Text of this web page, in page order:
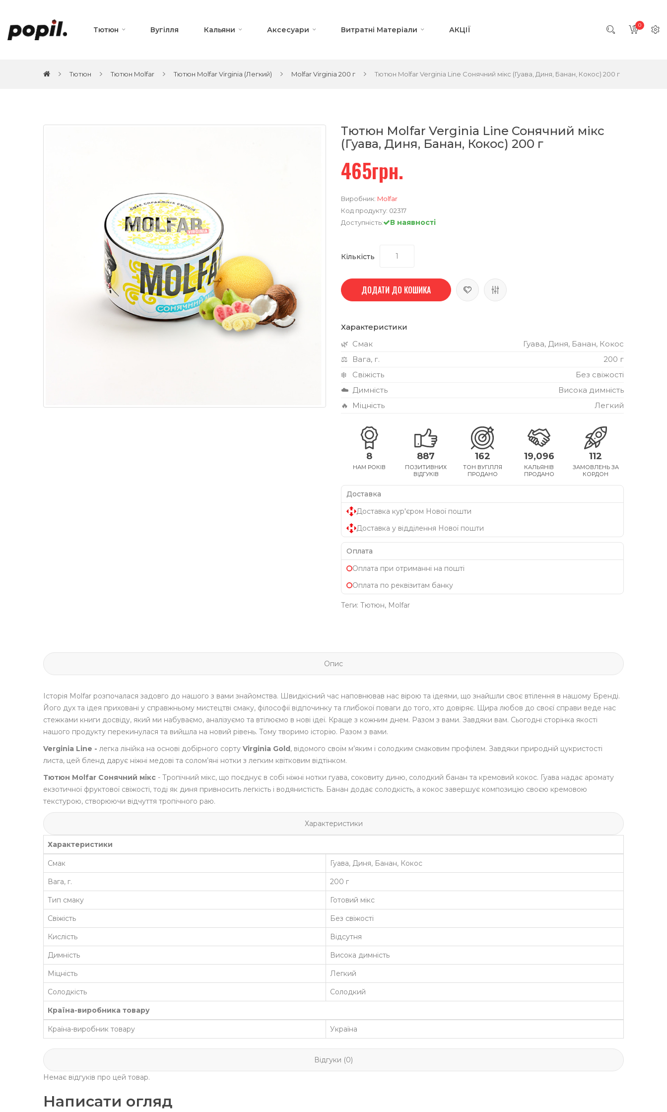
Тютюн Вугілля Кальяни Аксесуари Витратні Матеріали АКЦІЇ
0
Тютюн Тютюн Molfar Тютюн Molfar Virginia (Легкий) Molfar Virginia 200 г Тютюн Molfar Verginia Line Сонячний мікс (Гуава, Диня, Банан, Кокос) 200 г
Тютюн Molfar Verginia Line Сонячний мікс
(Гуава, Диня, Банан, Кокос) 200 г
465грн.
Виробник: Molfar
Код продукту: 02317
Доступність:
В наявності
Кількість
ДОДАТИ ДО КОШИКА
Характеристики
🌿 Смак
Гуава, Диня, Банан, Кокос
⚖️
Вага, г.
200 г
❄️
Свіжість
Без свіжості
☁️ Димність
Висока димність
🔥
Міцність Легкий
8
НАМ РОКІВ
887
ПОЗИТИВНИХ
ВІДГУКІВ
162
ТОН ВУГІЛЛЯ
ПРОДАНО
19,096
КАЛЬЯНІВ
ПРОДАНО
112
ЗАМОВЛЕНЬ ЗА
КОРДОН
Доставка
Доставка кур'єром Нової пошти
Доставка у відділення Нової пошти
Оплата
Оплата при отриманні на пошті
Оплата по реквізитам банку
Теги: Тютюн, Molfar
Опис
Історія Molfar розпочалася задовго до нашого з вами знайомства. Швидкісний час наповнював нас вірою та ідеями, що знайшли своє втілення в нашому Бренді.
Його дух та ідея приховані у справжньому мистецтві смаку, філософії відпочинку та глибокої поваги до того, хто довіряє. Щира любов до своєї справи веде нас
стежками книги досвіду, який ми набуваємо, аналізуємо та втілюємо в нові ідеї. Краще з кожним днем. Разом з вами. Завдяки вам. Сьогодні сторінка якості
нашого продукту перекинулася та вийшла на новий рівень. Тому творимо історію. Разом з вами.
Verginia Line - легка лінійка на основі добірного сорту Virginia Gold, відомого своїм м’яким і солодким смаковим профілем. Завдяки природній цукристості
листа, цей бленд дарує ніжні медові та солом’яні нотки з легким квітковим відтінком.
Тютюн Molfar Сонячний мікс - Тропічний мікс, що поєднує в собі ніжні нотки гуава, соковиту диню, солодкий банан та кремовий кокос. Гуава надає аромату
екзотичної фруктової свіжості, тоді як диня привносить легкість і водянистість. Банан додає солодкість, а кокос завершує композицію своєю кремовою
текстурою, створюючи відчуття тропічного раю.
Характеристики
Характеристики
Смак Гуава, Диня, Банан, Кокос
Вага, г. 200 г
Тип смаку Готовий мікс
Свіжість Без свіжості
Кислість Відсутня
Димність Висока димність
Міцність Легкий
Солодкість Солодкий
Країна-виробника товару
Країна-виробник товару Україна
Відгуки (0)
Немає відгуків про цей товар.
Написати огляд